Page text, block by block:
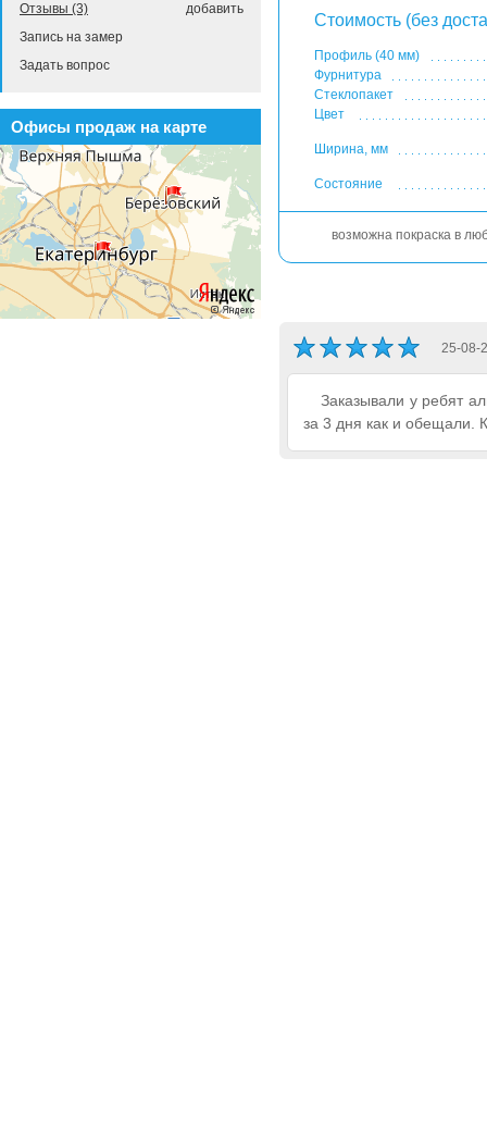
Стоимость (без
Профиль (40 мм)
Фурнитура
Стеклопакет
Цвет
Ширина, мм
Состояние
возможна покраска в
25-08-
Заказывали у ребят
за 3 дня как и обещали.
добавить
Отзывы (3)
Запись на замер
Задать вопрос
Офисы продаж на карте